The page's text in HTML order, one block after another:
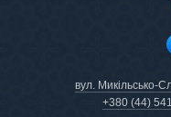
вул. Микільсько-
+380 (44)